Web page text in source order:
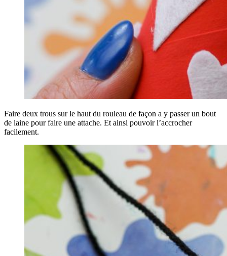
Faire deux trous sur le haut du rouleau de façon a y passer un bout
de laine pour faire une attache. Et ainsi pouvoir l’accrocher
facilement.